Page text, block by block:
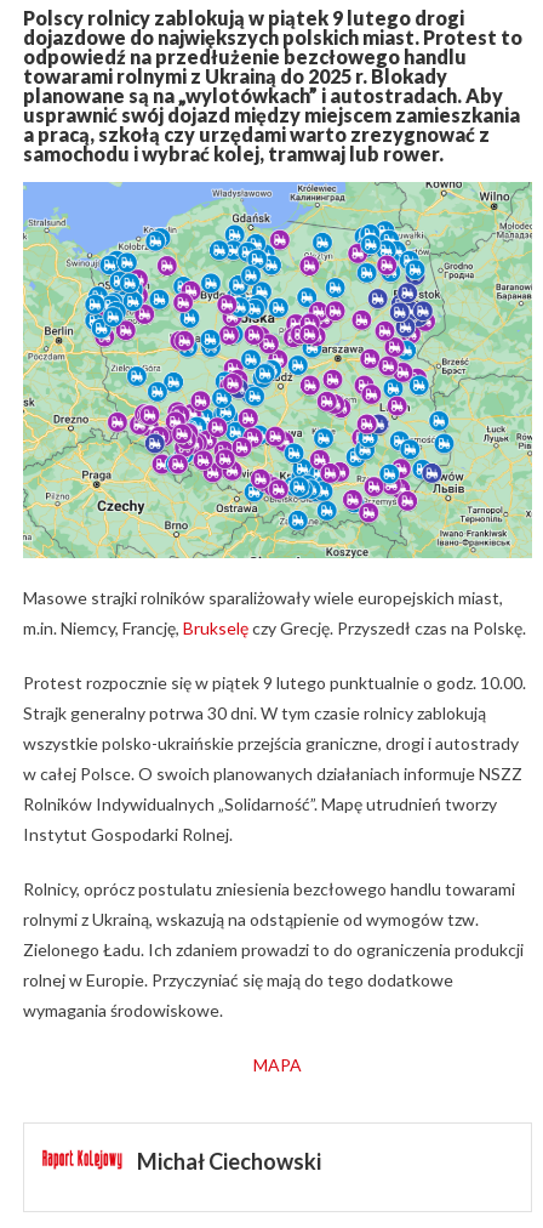
Polscy rolnicy zablokują w piątek 9 lutego drogi
dojazdowe do największych polskich miast. Protest to
odpowiedź na przedłużenie bezcłowego handlu
towarami rolnymi z Ukrainą do 2025 r. Blokady
planowane są na „wylotówkach” i autostradach. Aby
usprawnić swój dojazd między miejscem zamieszkania
a pracą, szkołą czy urzędami warto zrezygnować z
samochodu i wybrać kolej, tramwaj lub rower.
Masowe strajki rolników sparaliżowały wiele europejskich miast,
m.in. Niemcy, Francję, Brukselęczy Grecję. Przyszedł czas na Polskę.
Protest rozpocznie się w piątek 9 lutego punktualnie o godz. 10.00.
Strajk generalny potrwa 30 dni. W tym czasie rolnicy zablokują
wszystkie polsko-ukraińskie przejścia graniczne, drogi i autostrady
w całej Polsce. O swoich planowanych działaniach informuje NSZZ
Rolników Indywidualnych „Solidarność”. Mapę utrudnień tworzy
Instytut Gospodarki Rolnej.
Rolnicy, oprócz postulatu zniesienia bezcłowego handlu towarami
rolnymi z Ukrainą, wskazują na odstąpienie od wymogów tzw.
Zielonego Ładu. Ich zdaniem prowadzi to do ograniczenia produkcji
rolnej w Europie. Przyczyniać się mają do tego dodatkowe
wymagania środowiskowe.
MAPA
Michał Ciechowski